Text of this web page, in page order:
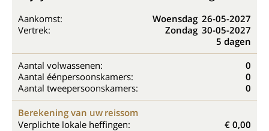
Aankomst: Woensdag 26-05-2027
Vertrek:
Zondag 30-05-2027
5 dagen
Aantal volwassenen:
0
Aantal éénpersoonskamers:
0
Aantal tweepersoonskamers:
0
Berekening van uw reissom
Verplichte lokale heffingen:
€ 0,00